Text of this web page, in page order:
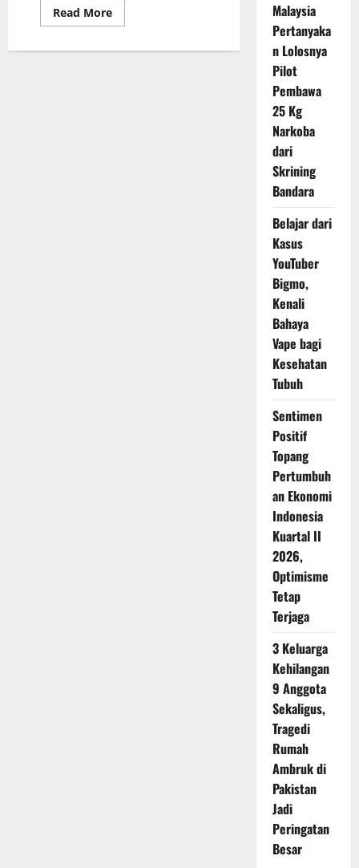
Read MoreRead
more
Bersiap
Malaysia
Pertanyaka
n Lolosnya
Pilot
Pembawa
25 Kg
Narkoba
dari
Skrining
Bandara
Belajar dari
Kasus
YouTuber
Bigmo,
Kenali
Bahaya
Vape bagi
Kesehatan
Tubuh
Sentimen
Positif
Topang
Pertumbuh
an Ekonomi
Indonesia
Kuartal II
2026,
Optimisme
Tetap
Terjaga
3 Keluarga
Kehilangan
9 Anggota
Sekaligus,
Tragedi
Rumah
Ambruk di
Pakistan
Jadi
Peringatan
Besar